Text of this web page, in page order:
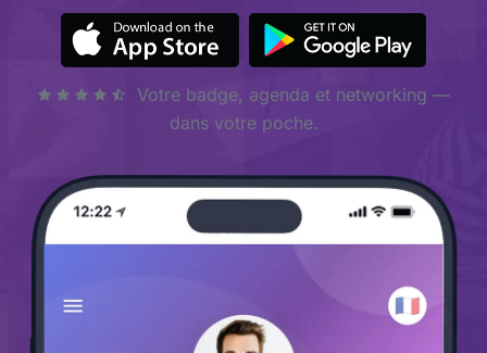
Votre badge, agenda et networking —
dans votre poche.